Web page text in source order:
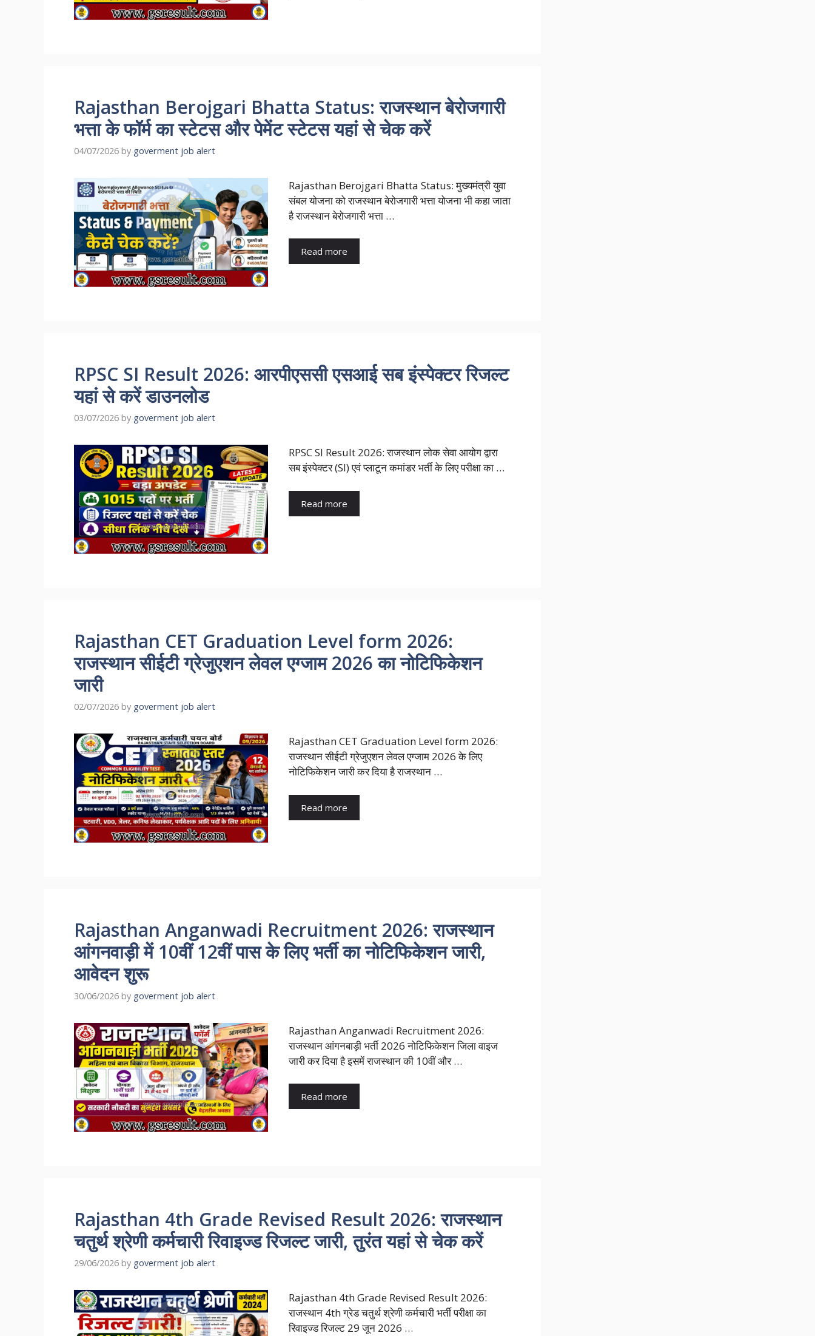
Rajasthan Berojgari Bhatta Status: राजस्थान बेरोजगारी
भत्ता के फॉर्म का स्टेटस और पेमेंट स्टेटस यहां से चेक करें
04/07/2026 by goverment job alert
Rajasthan Berojgari Bhatta Status: मुख्यमंत्री युवा
संबल योजना को राजस्थान बेरोजगारी भत्ता योजना भी कहा जाता
है राजस्थान बेरोजगारी भत्ता …
Read more
RPSC SI Result 2026: आरपीएससी एसआई सब इंस्पेक्टर रिजल्ट
यहां से करें डाउनलोड
03/07/2026 by goverment job alert
RPSC SI Result 2026: राजस्थान लोक सेवा आयोग द्वारा
सब इंस्पेक्टर (SI) एवं प्लाटून कमांडर भर्ती के लिए परीक्षा का …
Read more
Rajasthan CET Graduation Level form 2026:
राजस्थान सीईटी ग्रेजुएशन लेवल एग्जाम 2026 का नोटिफिकेशन
जारी
02/07/2026 by goverment job alert
Rajasthan CET Graduation Level form 2026:
राजस्थान सीईटी ग्रेजुएशन लेवल एग्जाम 2026 के लिए
नोटिफिकेशन जारी कर दिया है राजस्थान …
Read more
Rajasthan Anganwadi Recruitment 2026: राजस्थान
आंगनवाड़ी में 10वीं 12वीं पास के लिए भर्ती का नोटिफिकेशन जारी,
आवेदन शुरू
30/06/2026 by goverment job alert
Rajasthan Anganwadi Recruitment 2026:
राजस्थान आंगनबाड़ी भर्ती 2026 नोटिफिकेशन जिला वाइज
जारी कर दिया है इसमें राजस्थान की 10वीं और …
Read more
Rajasthan 4th Grade Revised Result 2026: राजस्थान
चतुर्थ श्रेणी कर्मचारी रिवाइज्ड रिजल्ट जारी, तुरंत यहां से चेक करें
29/06/2026 by goverment job alert
Rajasthan 4th Grade Revised Result 2026:
राजस्थान 4th ग्रेड चतुर्थ श्रेणी कर्मचारी भर्ती परीक्षा का
रिवाइज्ड रिजल्ट 29 जून 2026 …